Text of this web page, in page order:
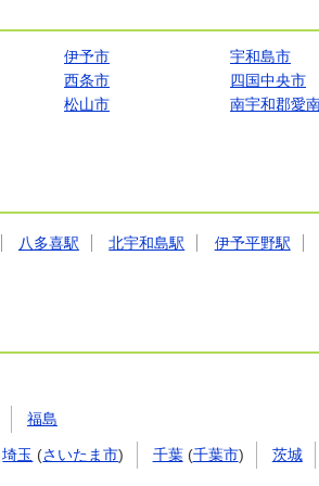
伊予市
宇和島市
西条市
四国中央市
松山市
南宇和郡愛
八多喜駅 北宇和島駅
伊予平野駅
福島
埼玉 (さいたま市) 千葉(千葉市) 茨城